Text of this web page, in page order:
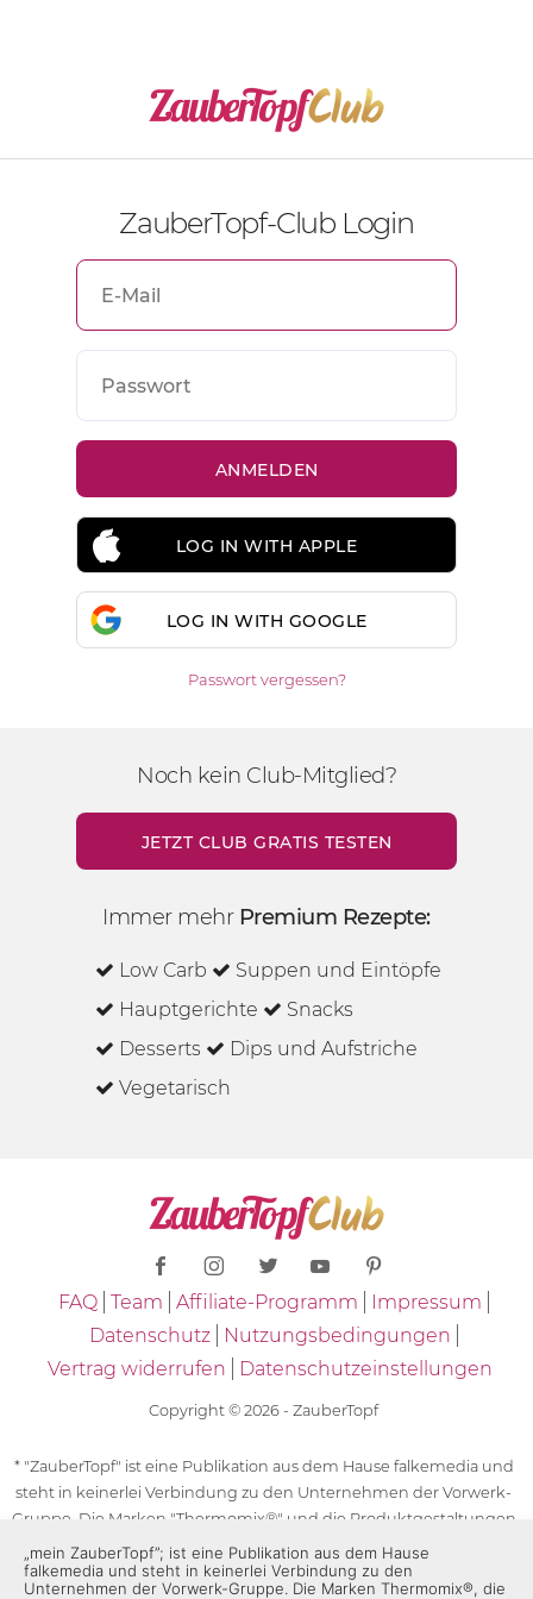
ZauberTopf-Club Login
LOG IN WITH APPLE
LOG IN WITH GOOGLE
Passwort vergessen?
Noch kein Club-Mitglied?
JETZT CLUB GRATIS TESTEN
Immer mehr Premium Rezepte:
Low Carb
Suppen und Eintöpfe
Hauptgerichte
Snacks
Desserts
Dips und Aufstriche
Vegetarisch
FAQ Team Affiliate-Programm
Impressum
Datenschutz
Nutzungsbedingungen
Vertrag widerrufen
Datenschutzeinstellungen
Copyright © 2026 - ZauberTopf
* "ZauberTopf" ist eine Publikation aus dem Hause falkemedia und
steht in keinerlei Verbindung zu den Unternehmen der Vorwerk-
Gruppe. Die Marken "Thermomix®" und die Produktgestaltungen
des "Thermomix®" sind eingetragene Marken der Unternehmen
der Vorwerk-Gruppe. Die Marken Thermomix®, die Zeichen TM5®,
„mein ZauberTopf”; ist eine Publikation aus dem Hause
falkemedia und steht in keinerlei Verbindung zu den
Unternehmen der Vorwerk-Gruppe. Die Marken Thermomix®, die